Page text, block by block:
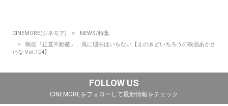
CINEMORE(シネモア)
NEWS/特集
映画『正直不動産』、風に理由はいらない【えのきどいちろうの映画あかさ
たな Vol.104】
FOLLOW US
CINEMOREをフォローして最新情報をチェック